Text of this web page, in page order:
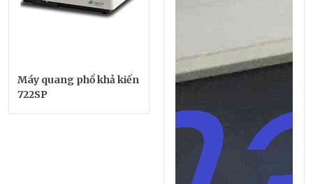
Máy quang phổ khả kiến
722SP